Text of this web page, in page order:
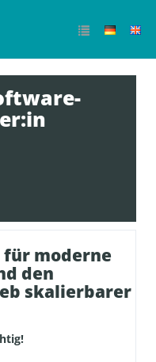
moderne
den
skalierbarer